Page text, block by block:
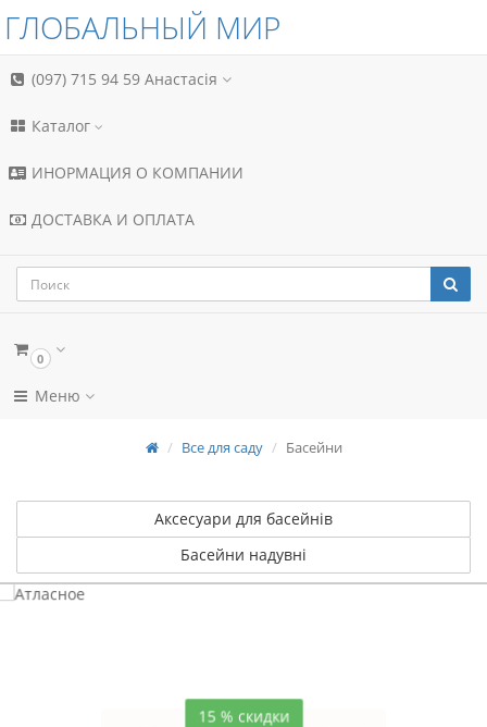
ГЛОБАЛЬНЫЙ МИР
(097) 715 94 59 Анастасія
Каталог
ИНОРМАЦИЯ О КОМПАНИИ
ДОСТАВКА И ОПЛАТА
0
Меню
Все для саду Басейни
Аксесуари для басейнів
Басейни надувні
15 % скидки